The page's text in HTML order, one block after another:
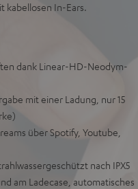
kabellosen In-Ears.
dank Linear-HD-Neodym-
mit einer Ladung, nur 15
über Spotify, Youtube,
nach IPX5
am Ladecase, automatisches